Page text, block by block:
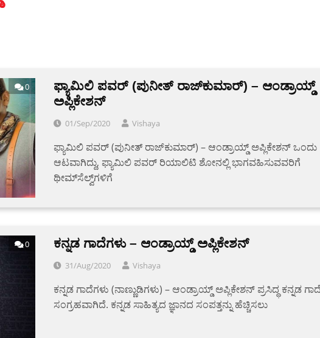
0
ಫ್ಯಾಮಿಲಿ ಪವರ್ (ಪುನೀತ್ ರಾಜ್‌ಕುಮಾರ್) – ಆಂಡ್ರಾಯ್ಡ್
ಅಪ್ಲಿಕೇಶನ್
01/Sep/2020 Vishaya
ಫ್ಯಾಮಿಲಿ ಪವರ್ (ಪುನೀತ್ ರಾಜ್‌ಕುಮಾರ್) – ಆಂಡ್ರಾಯ್ಡ್ ಅಪ್ಲಿಕೇಶನ್ ಒಂದು
ಆಟವಾಗಿದ್ದು, ಫ್ಯಾಮಿಲಿ ಪವರ್ ರಿಯಾಲಿಟಿ ಶೋನಲ್ಲಿ ಭಾಗವಹಿಸುವವರಿಗೆ
ಥೀಮ್‌ಸೆಲ್ವ್‌ಗಳಿಗೆ
0 ಕನ್ನಡ ಗಾದೆಗಳು – ಆಂಡ್ರಾಯ್ಡ್ ಅಪ್ಲಿಕೇಶನ್
31/Aug/2020 Vishaya
ಕನ್ನಡ ಗಾದೆಗಳು (ನಾಣ್ಣುಡಿಗಳು) – ಆಂಡ್ರಾಯ್ಡ್ ಅಪ್ಲಿಕೇಶನ್ ಪ್ರಸಿದ್ಧ ಕನ್ನಡ
ಸಂಗ್ರಹವಾಗಿದೆ. ಕನ್ನಡ ಸಾಹಿತ್ಯದ ಜ್ಞಾನದ ಸಂಪತ್ತನ್ನು ಹೆಚ್ಚಿಸಲು